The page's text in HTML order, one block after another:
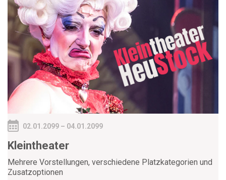
02.01.2099 – 04.01.2099
Kleintheater
Mehrere Vorstellungen, verschiedene Platzkategorien und
Zusatzoptionen